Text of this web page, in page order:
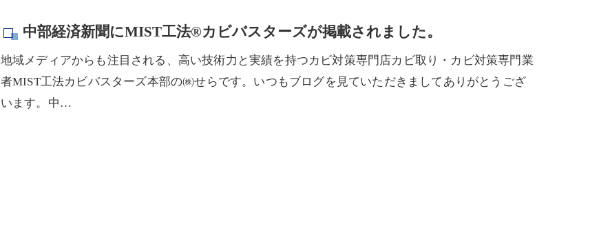
中部経済新聞にMIST工法®カビバスターズが掲載されました。
地域メディアからも注目される、高い技術力と実績を持つカビ対策専門店カビ取り・カビ対策専門業
者MIST工法カビバスターズ本部の㈱せらです。いつもブログを見ていただきましてありがとうござ
います。中…